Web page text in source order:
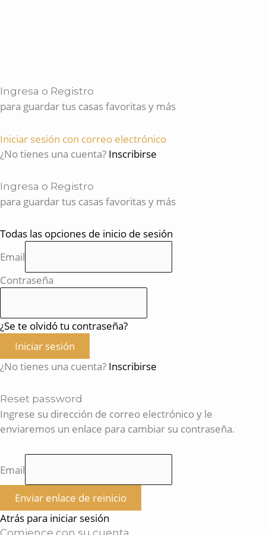
Ingresa o Registro
para guardar tus casas favoritas y más
Iniciar sesión con correo electrónico
¿No tienes una cuenta? Inscribirse
Ingresa o Registro
para guardar tus casas favoritas y más
Todas las opciones de inicio de sesión
Email
Contraseña
¿Se te olvidó tu contraseña?
Iniciar sesión
¿No tienes una cuenta? Inscribirse
Reset password
Ingrese su dirección de correo electrónico y le
enviaremos un enlace para cambiar su contraseña.
Email
Enviar enlace de reinicio
Atrás para iniciar sesión